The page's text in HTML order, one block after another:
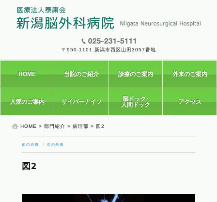
〒950-1101 新潟市西区山田3057番地
HOME 当院のご紹介 診療のご案内 外来のご案内
入院のご案内 サイバーナイフ
脳ドック･
人間ドック
アクセス
HOME > 部門紹介 > 病理部 > 図2
前の画像 次の画像
図2